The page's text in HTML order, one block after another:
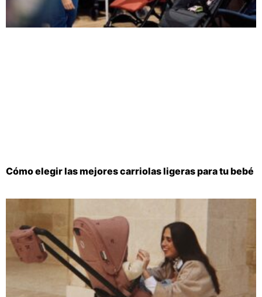
Cómo elegir las mejores carriolas ligeras para tu bebé